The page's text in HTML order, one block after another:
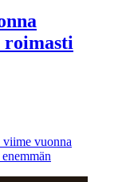
roimasti
vuonna